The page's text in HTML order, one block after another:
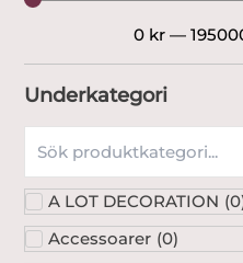
0 kr—
Underkategori
A LOT DECORATION (0
Accessoarer (0)